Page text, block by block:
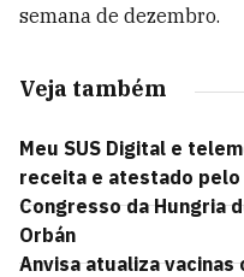
semana de dezembro.
Veja também
Meu SUS Digital e
receita e atestado
Congresso da Hungria
Orbán
Anvisa atualiza vacinas